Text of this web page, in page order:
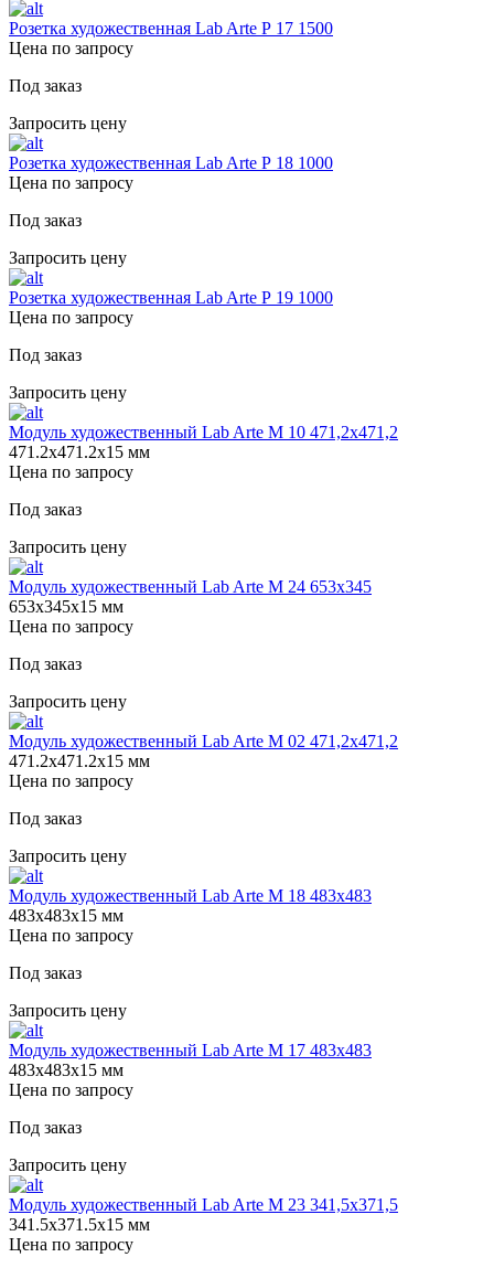
Розетка художественная Lab Arte Р 17 1500
Цена по запросу
Под заказ
Запросить цену
Розетка художественная Lab Arte Р 18 1000
Цена по запросу
Под заказ
Запросить цену
Розетка художественная Lab Arte Р 19 1000
Цена по запросу
Под заказ
Запросить цену
Модуль художественный Lab Arte М 10 471,2х471,2
471.2х471.2х15 мм
Цена по запросу
Под заказ
Запросить цену
Модуль художественный Lab Arte М 24 653х345
653х345х15 мм
Цена по запросу
Под заказ
Запросить цену
Модуль художественный Lab Arte М 02 471,2х471,2
471.2х471.2х15 мм
Цена по запросу
Под заказ
Запросить цену
Модуль художественный Lab Arte М 18 483х483
483х483х15 мм
Цена по запросу
Под заказ
Запросить цену
Модуль художественный Lab Arte М 17 483х483
483х483х15 мм
Цена по запросу
Под заказ
Запросить цену
Модуль художественный Lab Arte М 23 341,5х371,5
341.5х371.5х15 мм
Цена по запросу